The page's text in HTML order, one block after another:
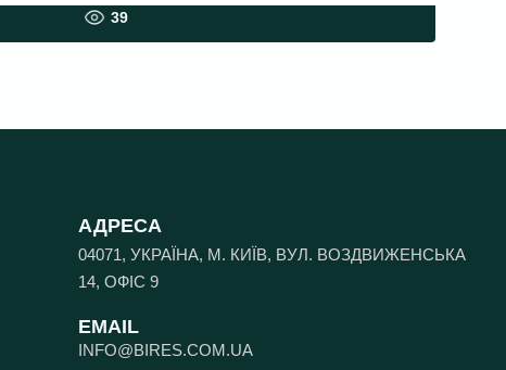
39
АДРЕСА
04071, УКРАЇНА, М. КИЇВ, ВУЛ. ВОЗДВИЖЕНСЬКА
14, ОФІС 9
EMAIL
INFO@BIRES.COM.UA